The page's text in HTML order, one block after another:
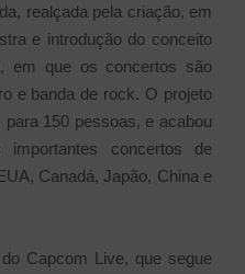
realçada pela criação, em
e introdução do conceito
em que os concertos são
e banda de rock. O projeto
150 pessoas, e acabou
concertos de
Canadá, Japão, China e
Capcom Live, que segue